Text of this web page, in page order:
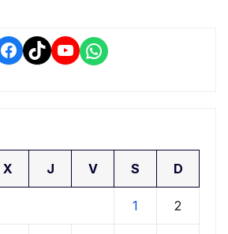
Facebook
TikTokYouTube
WhatsApp
X J V S D
1 2